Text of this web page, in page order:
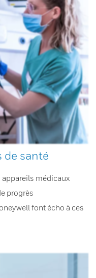
de santé
appareils médicaux
progrès
font écho à ces